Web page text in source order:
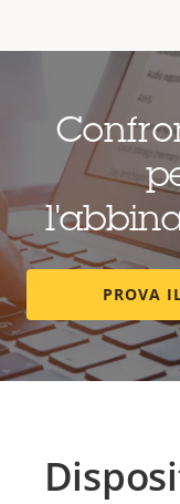
PROVA